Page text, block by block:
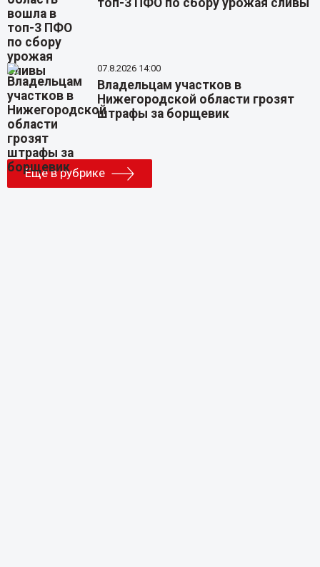
топ-3 ПФО по сбору урожая сливы
07.8.2026 14:00
Владельцам участков в
Нижегородской области грозят
штрафы за борщевик
Еще в рубрике